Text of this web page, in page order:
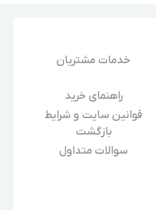
خدمات مشتریان
راهنمای خرید
قوانین سایت و شرایط
بازگشت
سوالات متداول